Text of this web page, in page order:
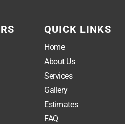
QUICK LINKS
Home
About Us
Services
Gallery
Estimates
FAQ